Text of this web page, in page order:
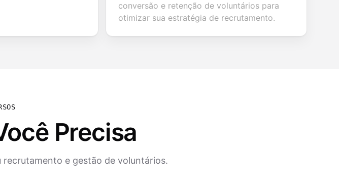
conversão e retenção de voluntários para
otimizar sua estratégia de recrutamento.
Precisa
e gestão de voluntários.